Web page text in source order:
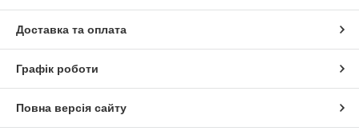
Доставка та оплата
Графік роботи
Повна версія сайту